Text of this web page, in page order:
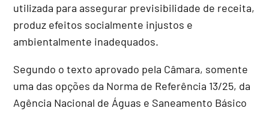
utilizada para assegurar previsibilidade de receita,
produz efeitos socialmente injustos e
ambientalmente inadequados.
Segundo o texto aprovado pela Câmara, somente
uma das opções da Norma de Referência 13/25, da
Agência Nacional de Águas e Saneamento Básico